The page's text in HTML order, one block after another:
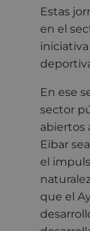
Estas
en el
En ese
sector
abiertos
Eibar
el
que el